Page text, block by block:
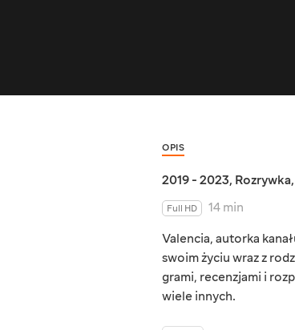
OPIS
2019 - 2023, Rozrywka,
Full HD
14 min
Valencia, autorka
swoim życiu wraz z
grami, recenzjami i
wiele innych.